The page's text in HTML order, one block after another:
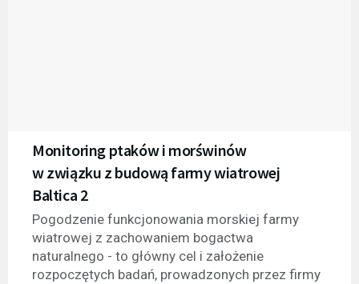
Monitoring ptaków i morświnów
w związku z budową farmy wiatrowej
Baltica 2
Pogodzenie funkcjonowania morskiej farmy
wiatrowej z zachowaniem bogactwa
naturalnego - to główny cel i założenie
rozpoczętych badań, prowadzonych przez firmy